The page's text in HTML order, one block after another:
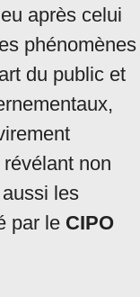
après celui
phénomènes
du public et
révélant non
les
par le CIPO